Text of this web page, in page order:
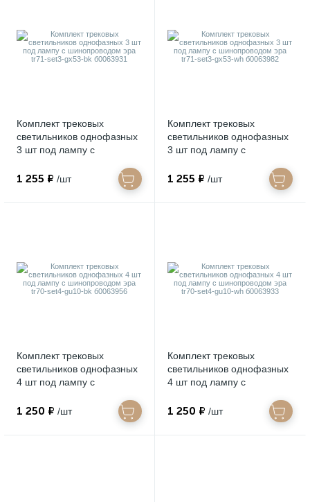
Комплект трековых
светильников однофазных
3 шт под лампу с
set3-gx53-bk б0063931
1 255 ₽ /шт
Комплект трековых
светильников однофазных
3 шт под лампу с
set3-gx53-wh б0063982
1 255 ₽ /шт
Комплект трековых
светильников однофазных
4 шт под лампу с
set4-gu10-bk б0063956
1 250 ₽ /шт
Комплект трековых
светильников однофазных
4 шт под лампу с
set4-gu10-wh б0063933
1 250 ₽ /шт